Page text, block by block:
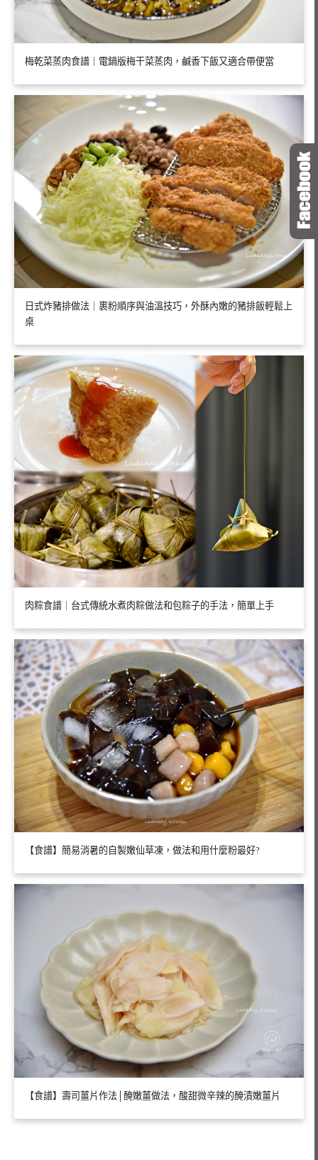
梅乾菜蒸肉食譜｜電鍋版梅干菜蒸肉，鹹香下飯又適合帶便當
日式炸豬排做法｜裹粉順序與油溫技巧，外酥內嫩的豬排飯輕鬆上
桌
肉粽食譜｜台式傳統水煮肉粽做法和包粽子的手法，簡單上手
【食譜】簡易消暑的自製嫩仙草凍，做法和用什麼粉最好?
【食譜】壽司薑片作法│醃嫩薑做法，酸甜微辛辣的醃漬嫩薑片